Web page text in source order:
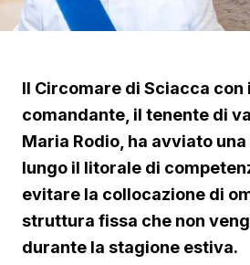
Il Circomare di Sciacca con
comandante, il tenente di
Maria Rodio, ha avviato
lungo il litorale di
evitare la collocazione di
struttura fissa che non
durante la stagione estiva.